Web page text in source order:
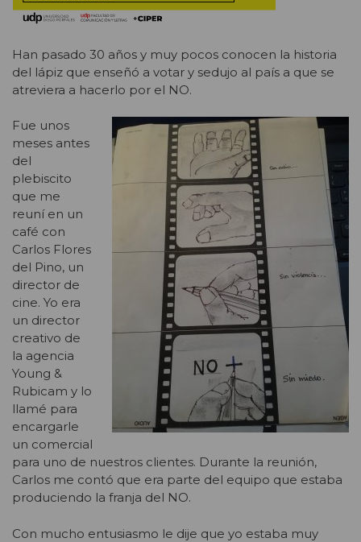
Han pasado 30 años y muy pocos conocen la historia
del lápiz que enseñó a votar y sedujo al país a que se
atreviera a hacerlo por el NO.
Fue unos
meses antes
del
plebiscito
que me
reuní en un
café con
Carlos Flores
del Pino, un
director de
cine. Yo era
un director
creativo de
la agencia
Young &
Rubicam y lo
llamé para
encargarle
un comercial
para uno de nuestros clientes. Durante la reunión,
Carlos me contó que era parte del equipo que estaba
produciendo la franja del NO.
Con mucho entusiasmo le dije que yo estaba muy